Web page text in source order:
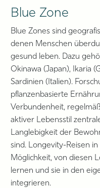
Blue Zone
Blue Zones sind
denen Menschen
gesund leben. Dazu
Okinawa (Japan), Ikaria
Sardinien (Italien).
pflanzenbasierte
Verbundenheit,
aktiver Lebensstil
Langlebigkeit der
sind. Longevity-Reisen
Möglichkeit, von diesen
lernen und sie in den
integrieren.